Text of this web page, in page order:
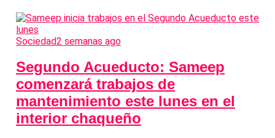
Sociedad2 semanas ago
Segundo Acueducto: Sameep
comenzará trabajos de
mantenimiento este lunes en el
interior chaqueño